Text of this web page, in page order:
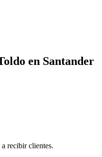
en Santander
recibir clientes.